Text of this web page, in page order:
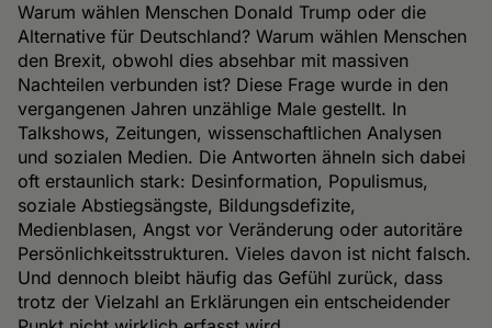
Warum wählen Menschen Donald Trump oder die
Alternative für Deutschland? Warum wählen Menschen
den Brexit, obwohl dies absehbar mit massiven
Nachteilen verbunden ist? Diese Frage wurde in den
vergangenen Jahren unzählige Male gestellt. In
Talkshows, Zeitungen, wissenschaftlichen Analysen
und sozialen Medien. Die Antworten ähneln sich dabei
oft erstaunlich stark: Desinformation, Populismus,
soziale Abstiegsängste, Bildungsdefizite,
Medienblasen, Angst vor Veränderung oder autoritäre
Persönlichkeitsstrukturen. Vieles davon ist nicht falsch.
Und dennoch bleibt häufig das Gefühl zurück, dass
trotz der Vielzahl an Erklärungen ein entscheidender